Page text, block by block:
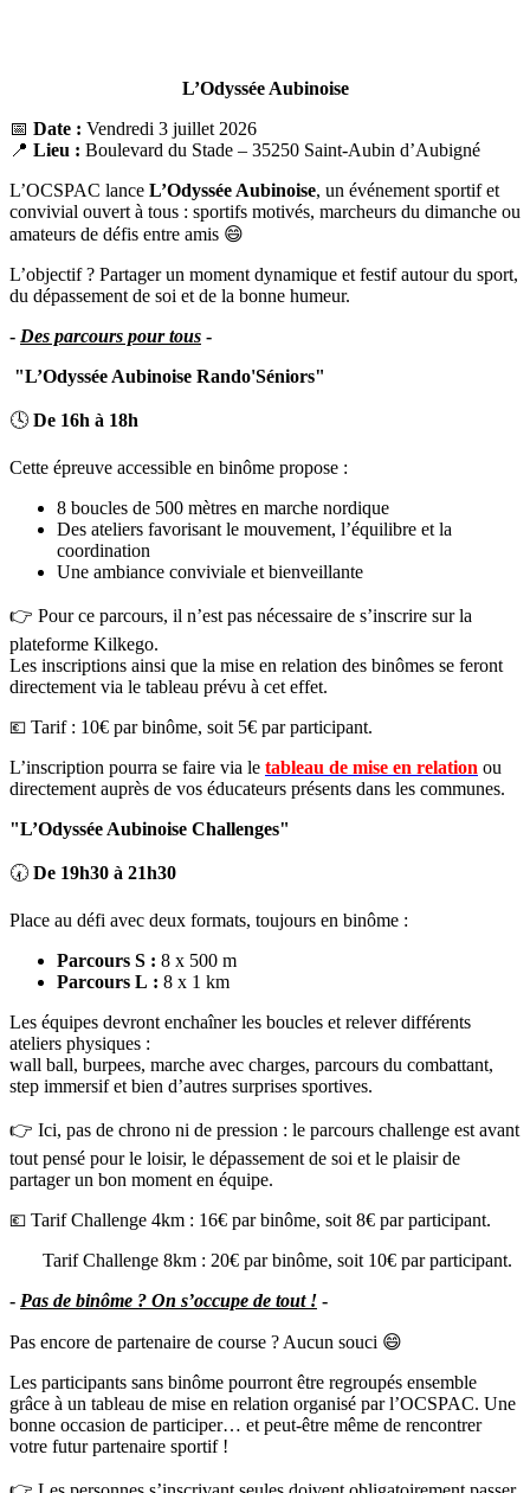
L’Odyssée Aubinoise
📅 Date : Vendredi 3 juillet 2026
📍 Lieu : Boulevard du Stade – 35250 Saint-Aubin d’Aubigné
L’OCSPAC lance L’Odyssée Aubinoise, un événement sportif et
convivial ouvert à tous : sportifs motivés, marcheurs du dimanche ou
amateurs de défis entre amis 😄
L’objectif ? Partager un moment dynamique et festif autour du sport,
du dépassement de soi et de la bonne humeur.
- Des parcours pour tous -
"L’Odyssée Aubinoise Rando'Séniors"
🕓 De 16h à 18h
Cette épreuve accessible en binôme propose :
8 boucles de 500 mètres en marche nordique
Des ateliers favorisant le mouvement, l’équilibre et la
coordination
Une ambiance conviviale et bienveillante
👉 Pour ce parcours, il n’est pas nécessaire de s’inscrire sur la
plateforme Kilkego.
Les inscriptions ainsi que la mise en relation des binômes se feront
directement via le tableau prévu à cet effet.
💶 Tarif : 10€ par binôme, soit 5€ par participant.
L’inscription pourra se faire via le tableau de mise en relation ou
directement auprès de vos éducateurs présents dans les communes.
"L’Odyssée Aubinoise Challenges"
🕢 De 19h30 à 21h30
Place au défi avec deux formats, toujours en binôme :
Parcours S : 8 x 500 m
Parcours L : 8 x 1 km
Les équipes devront enchaîner les boucles et relever différents
ateliers physiques :
wall ball, burpees, marche avec charges, parcours du combattant,
step immersif et bien d’autres surprises sportives.
👉 Ici, pas de chrono ni de pression : le parcours challenge est avant
tout pensé pour le loisir, le dépassement de soi et le plaisir de
partager un bon moment en équipe.
💶 Tarif Challenge 4km : 16€ par binôme, soit 8€ par participant.
Tarif Challenge 8km : 20€ par binôme, soit 10€ par participant.
- Pas de binôme ? On s’occupe de tout ! -
Pas encore de partenaire de course ? Aucun souci 😄
Les participants sans binôme pourront être regroupés ensemble
grâce à un tableau de mise en relation organisé par l’OCSPAC. Une
bonne occasion de participer… et peut-être même de rencontrer
votre futur partenaire sportif !